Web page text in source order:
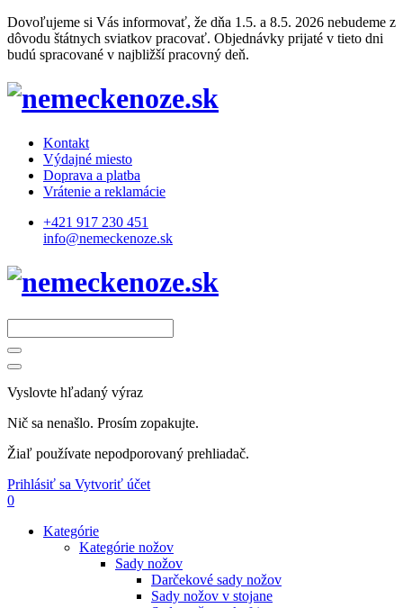
Dovoľujeme si Vás informovať, že dňa 1.5. a 8.5. 2026 nebudeme z
dôvodu štátnych sviatkov pracovať. Objednávky prijaté v tieto dni
budú spracované v najbližší pracovný deň.
Kontakt
Výdajné miesto
Doprava a platba
Vrátenie a reklamácie
+421 917 230 451
info@nemeckenoze.sk
Vyslovte hľadaný výraz
Nič sa nenašlo. Prosím zopakujte.
Žiaľ používate nepodporovaný prehliadač.
Prihlásiť sa Vytvoriť účet
0
Kategórie
Kategórie nožov
Sady nožov
Darčekové sady nožov
Sady nožov v stojane